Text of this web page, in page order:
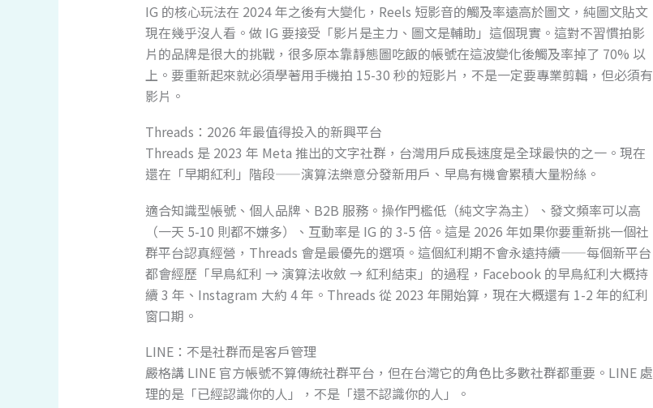
IG 的核心玩法在 2024 年之後有大變化，Reels 短影音的觸及率遠高於圖文，純圖文貼文
現在幾乎沒人看。做 IG 要接受「影片是主力、圖文是輔助」這個現實。這對不習慣拍影
片的品牌是很大的挑戰，很多原本靠靜態圖吃飯的帳號在這波變化後觸及率掉了 70% 以
上。要重新起來就必須學著用手機拍 15-30 秒的短影片，不是一定要專業剪輯，但必須有
影片。
Threads：2026 年最值得投入的新興平台
Threads 是 2023 年 Meta 推出的文字社群，台灣用戶成長速度是全球最快的之一。現在
還在「早期紅利」階段——演算法樂意分發新用戶、早鳥有機會累積大量粉絲。
適合知識型帳號、個人品牌、B2B 服務。操作門檻低（純文字為主）、發文頻率可以高
（一天 5-10 則都不嫌多）、互動率是 IG 的 3-5 倍。這是 2026 年如果你要重新挑一個社
群平台認真經營，Threads 會是最優先的選項。這個紅利期不會永遠持續——每個新平台
都會經歷「早鳥紅利 → 演算法收斂 → 紅利結束」的過程，Facebook 的早鳥紅利大概持
續 3 年、Instagram 大約 4 年。Threads 從 2023 年開始算，現在大概還有 1-2 年的紅利
窗口期。
LINE：不是社群而是客戶管理
嚴格講 LINE 官方帳號不算傳統社群平台，但在台灣它的角色比多數社群都重要。LINE 處
理的是「已經認識你的人」，不是「還不認識你的人」。